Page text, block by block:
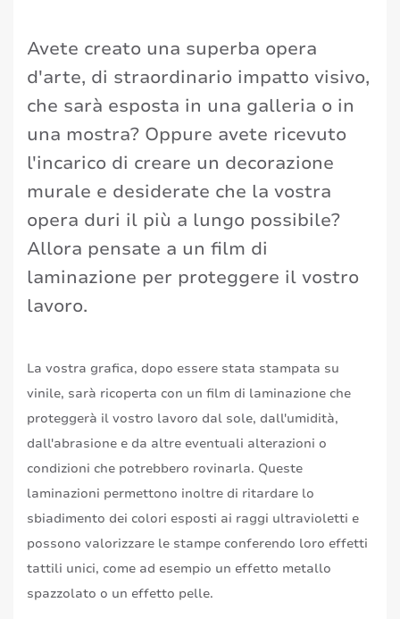
Avete creato una superba opera
d'arte, di straordinario impatto visivo,
che sarà esposta in una galleria o in
una mostra? Oppure avete ricevuto
l'incarico di creare un decorazione
murale e desiderate che la vostra
opera duri il più a lungo possibile?
Allora pensate a un film di
laminazione per proteggere il vostro
lavoro.
La vostra grafica, dopo essere stata stampata su
vinile, sarà ricoperta con un film di laminazione che
proteggerà il vostro lavoro dal sole, dall'umidità,
dall'abrasione e da altre eventuali alterazioni o
condizioni che potrebbero rovinarla. Queste
laminazioni permettono inoltre di ritardare lo
sbiadimento dei colori esposti ai raggi ultravioletti e
possono valorizzare le stampe conferendo loro effetti
tattili unici, come ad esempio un effetto metallo
spazzolato o un effetto pelle.